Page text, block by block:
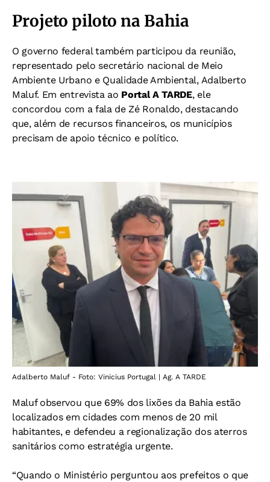
Projeto piloto na Bahia
O governo federal também participou da reunião,
representado pelo secretário nacional de Meio
Ambiente Urbano e Qualidade Ambiental, Adalberto
Maluf. Em entrevista ao Portal A TARDE, ele
concordou com a fala de Zé Ronaldo, destacando
que, além de recursos financeiros, os municípios
precisam de apoio técnico e político.
Adalberto Maluf - Foto: Vinicius Portugal | Ag. A TARDE
Maluf observou que 69% dos lixões da Bahia estão
localizados em cidades com menos de 20 mil
habitantes, e defendeu a regionalização dos aterros
sanitários como estratégia urgente.
“Quando o Ministério perguntou aos prefeitos o que